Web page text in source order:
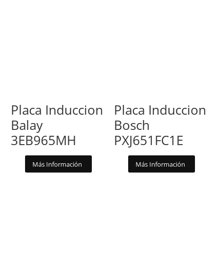
Placa Induccion
Balay
3EB965MH
Más Información
Placa Induccion
Bosch
PXJ651FC1E
Más Información